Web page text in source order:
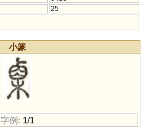
25
小篆
字例: 1/1